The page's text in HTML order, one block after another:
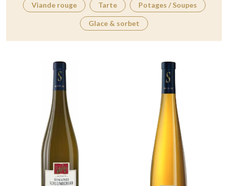
Viande rouge Tarte Potages / Soupes
Glace & sorbet